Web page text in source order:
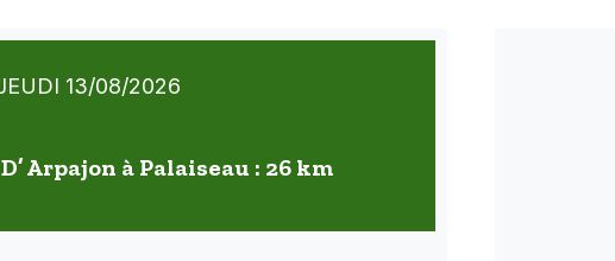
13/08/2026
Arpajon à Palaiseau : 26 km